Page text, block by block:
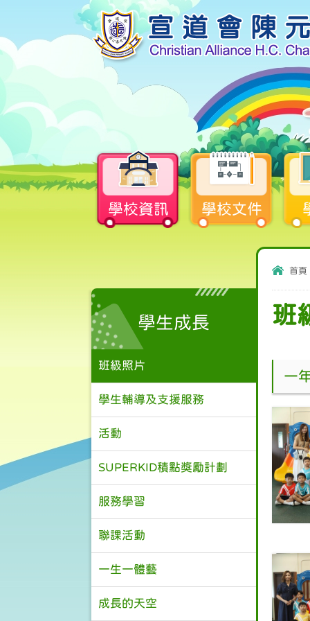
學校資訊 學校文件
首頁
班
一
學生成長
班級照片
學生輔導及支援服務
活動
SUPERKID積點獎勵計劃
服務學習
聯課活動
一生一體藝
成長的天空